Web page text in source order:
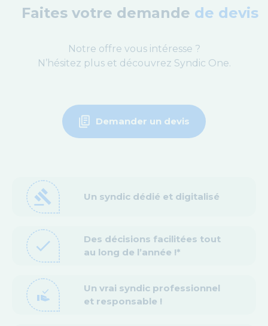
Faites votre demande de devis
Notre offre vous intéresse ?
N’hésitez plus et découvrez Syndic One.
Demander un devis
gavel Un syndic dédié et digitalisé
check
Des décisions facilitées tout
au long de l’année !*
approval_delegation
Un vrai syndic professionnel
et responsable !